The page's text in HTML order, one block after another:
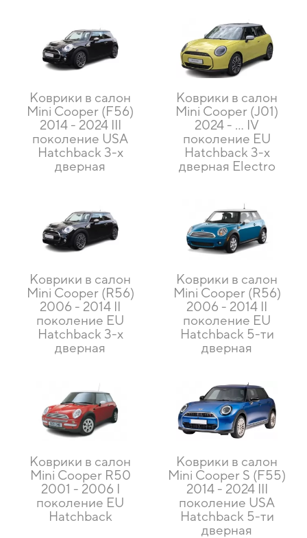
Коврики в салон
Mini Cooper (F56)
2014 - 2024 III
поколение USA
Hatchback 3-х
дверная
Коврики в салон
Mini Cooper (J01)
2024 - ... IV
поколение EU
Hatchback 3-х
дверная Electro
Коврики в салон
Mini Cooper (R56)
2006 - 2014 II
поколение EU
Hatchback 3-х
дверная
Коврики в салон
Mini Cooper (R56)
2006 - 2014 II
поколение EU
Hatchback 5-ти
дверная
Коврики в салон
Mini Cooper R50
2001 - 2006 I
поколение EU
Hatchback
Коврики в салон
Mini Cooper S (F55)
2014 - 2024 III
поколение USA
Hatchback 5-ти
дверная